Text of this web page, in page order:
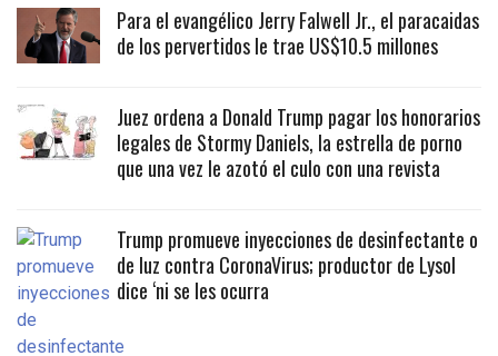
Para el evangélico Jerry Falwell Jr., el paracaidas
de los pervertidos le trae US$10.5 millones
Juez ordena a Donald Trump pagar los honorarios
legales de Stormy Daniels, la estrella de porno
que una vez le azotó el culo con una revista
Trump promueve inyecciones de desinfectante o
de luz contra CoronaVirus; productor de Lysol
dice ‘ni se les ocurra